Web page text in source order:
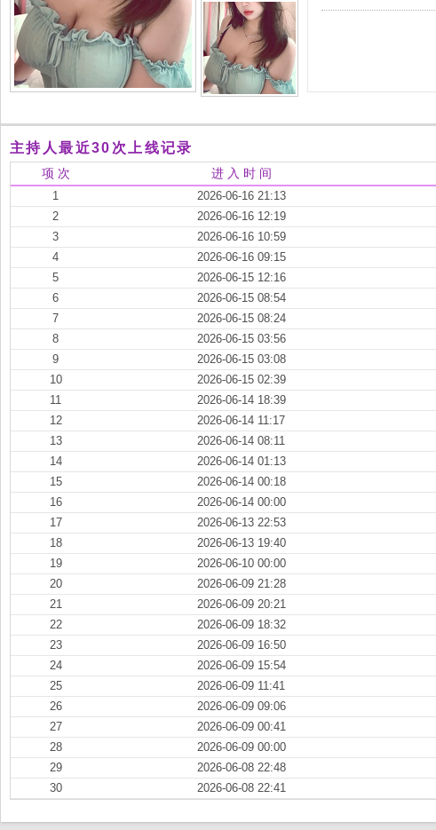
主持人最近30次上线记录
项 次 进 入 时 间
1 2026-06-16 21:13
2
2026-06-16 12:19
3
2026-06-16 10:59
4
2026-06-16 09:15
5
2026-06-15 12:16
6
2026-06-15 08:54
7
2026-06-15 08:24
8
2026-06-15 03:56
9
2026-06-15 03:08
10
2026-06-15 02:39
11
2026-06-14 18:39
12
2026-06-14 11:17
13
2026-06-14 08:11
14
2026-06-14 01:13
15
2026-06-14 00:18
16
2026-06-14 00:00
17
2026-06-13 22:53
18
2026-06-13 19:40
19
2026-06-10 00:00
20
2026-06-09 21:28
21
2026-06-09 20:21
22
2026-06-09 18:32
23
2026-06-09 16:50
24
2026-06-09 15:54
25
2026-06-09 11:41
26
2026-06-09 09:06
27
2026-06-09 00:41
28
2026-06-09 00:00
29
2026-06-08 22:48
30
2026-06-08 22:41